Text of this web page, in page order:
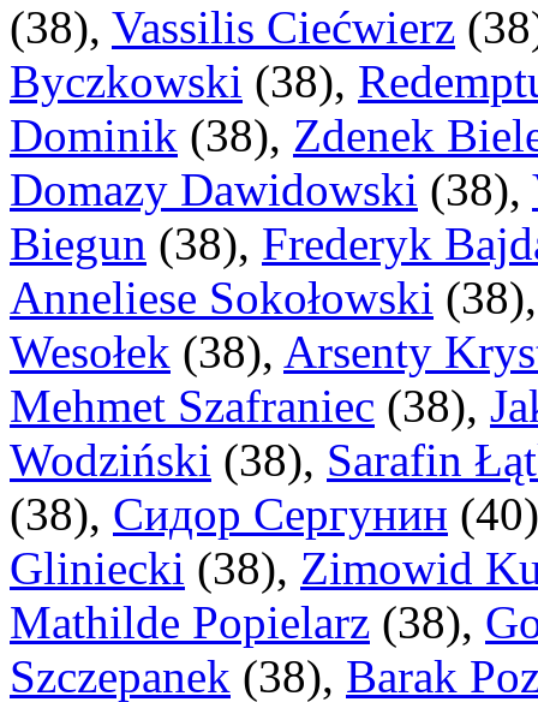
(38), Vassilis Ciećwierz (38
Byczkowski (38),
Dominik (38), Zdenek
Domazy Dawidowski (38),
Biegun (38), Frederyk
Anneliese Sokołowski (38
Wesołek (38), Arsenty
Mehmet Szafraniec (38),
Wodziński (38), Sarafin
(38), Сидор Сергунин (40
Gliniecki (38), Zimowid
Mathilde Popielarz (38),
Szczepanek (38), Barak